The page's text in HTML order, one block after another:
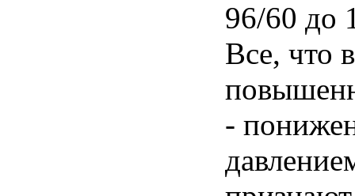
96/60 до
Все, что
-